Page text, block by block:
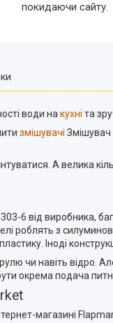
покидаючи сайту.
води на кухні та
змішувачі Змішувач
А велика
6 від виробника,
роблять з
Іноді
чи навіть відро.
подача
магазині